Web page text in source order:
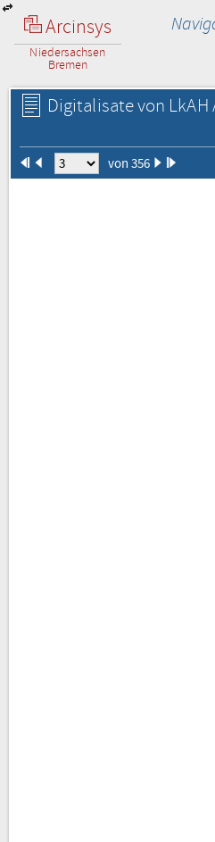
Arcinsys
Niedersachsen
Bremen
Digitalisate von LkAH
von 356